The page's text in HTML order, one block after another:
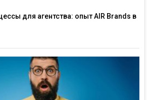
для агентства: опыт AIR Brands в